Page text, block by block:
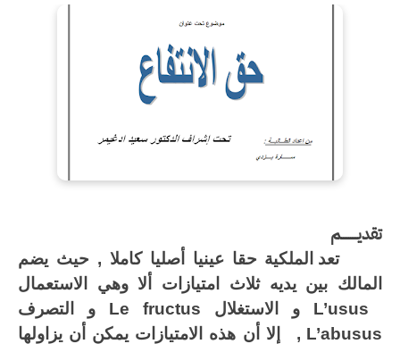
تعد الملكية حقا عينيا أصليا كاملا , حيث يضم
بين يديه ثلاث امتيازات ألا وهي الاستعمال
و الاستغلالLe fructus
و التصرف
,
إلا أن هذه الامتيازات يمكن أن يزاولها